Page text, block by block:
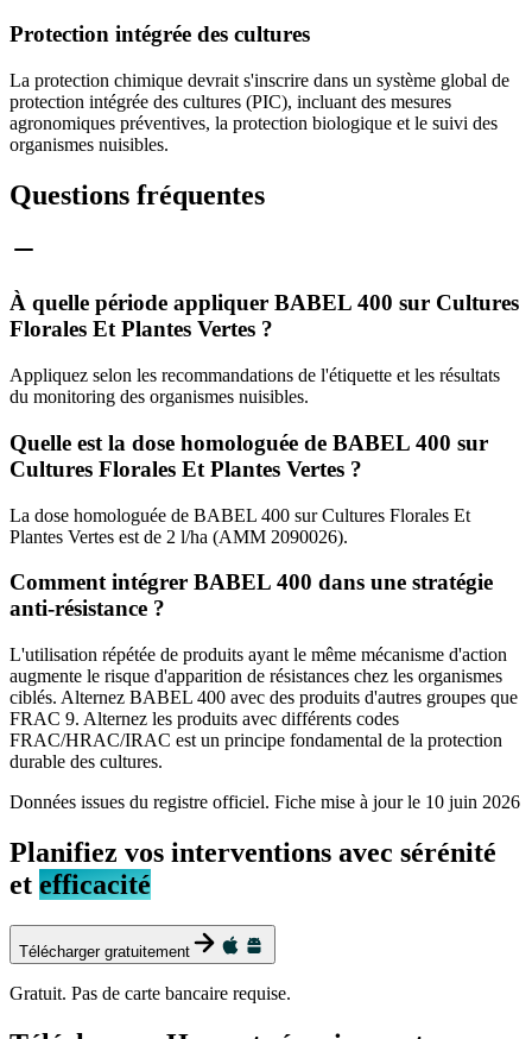
Protection intégrée des cultures
La protection chimique devrait s'inscrire dans un système global de
protection intégrée des cultures (PIC), incluant des mesures
agronomiques préventives, la protection biologique et le suivi des
organismes nuisibles.
Questions fréquentes
À quelle période appliquer BABEL 400 sur Cultures
Florales Et Plantes Vertes ?
Appliquez selon les recommandations de l'étiquette et les résultats
du monitoring des organismes nuisibles.
Quelle est la dose homologuée de BABEL 400 sur
Cultures Florales Et Plantes Vertes ?
La dose homologuée de BABEL 400 sur Cultures Florales Et
Plantes Vertes est de 2 l/ha (AMM 2090026).
Comment intégrer BABEL 400 dans une stratégie
anti-résistance ?
L'utilisation répétée de produits ayant le même mécanisme d'action
augmente le risque d'apparition de résistances chez les organismes
ciblés. Alternez BABEL 400 avec des produits d'autres groupes que
FRAC 9. Alternez les produits avec différents codes
FRAC/HRAC/IRAC est un principe fondamental de la protection
durable des cultures.
Données issues du registre officiel. Fiche mise à jour le 10 juin 2026
Planifiez vos interventions avec sérénité
et efficacité
Télécharger gratuitement
Gratuit. Pas de carte bancaire requise.